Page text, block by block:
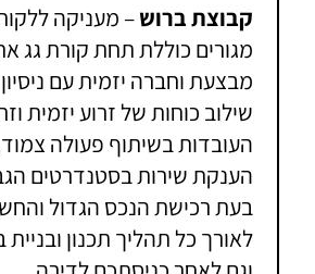
קבוצת ברוש– מעניקה
מגורים כוללת תחת קורת גג
מבצעת וחברה יזמית עם
שילוב כוחות של זרוע יזמית
העובדות בשיתוף פעולה
הענקת שירות בסטנדרטים
בעת רכישת הנכס הגדול
לאורך כל תהליך תכנון